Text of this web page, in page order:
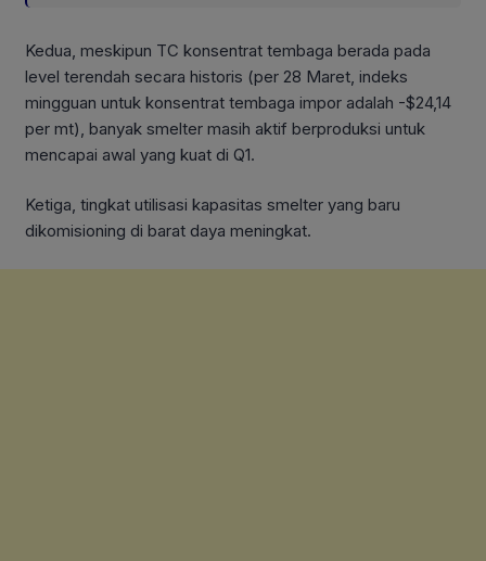
Kedua, meskipun TC konsentrat tembaga berada pada
level terendah secara historis (per 28 Maret, indeks
mingguan untuk konsentrat tembaga impor adalah -$24,14
per mt), banyak smelter masih aktif berproduksi untuk
mencapai awal yang kuat di Q1.
Ketiga, tingkat utilisasi kapasitas smelter yang baru
dikomisioning di barat daya meningkat.